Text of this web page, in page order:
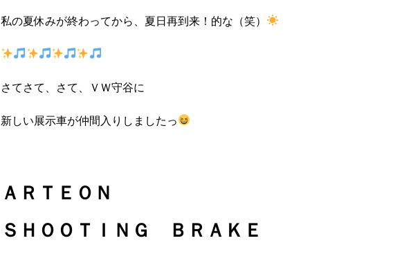
私の夏休みが終わってから、夏日再到来！的な（笑）
さてさて、さて、ＶＷ守谷に
新しい展示車が仲間入りしましたっ
ＡＲＴＥＯＮ
ＳＨＯＯＴＩＮＧ ＢＲＡＫＥ